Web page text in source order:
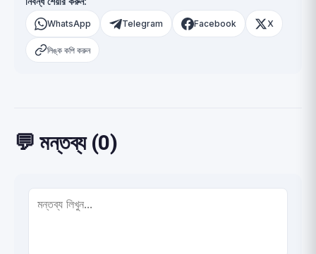
WhatsApp Telegram Facebook X
লিঙ্ক কপি করুন
💬 মন্তব্য (0)